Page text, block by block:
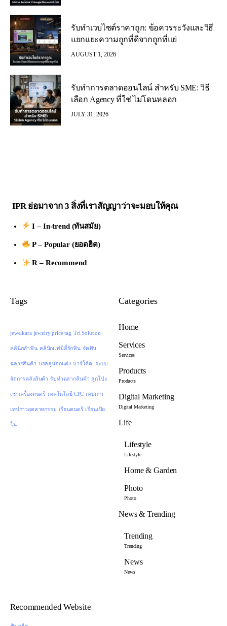
รับทำเวบไซต์ราคาถูก: ข้อควรระวังและวิธี
แยกแยะความถูกที่ดีจากถูกที่แย่
AUGUST 1, 2026
รับทำการตลาดออนไลน์ สำหรับ SME: วิธี
เลือก Agency ที่ใช่ ไม่โดนหลอก
JULY 31, 2026
IPR ย่อมาจาก 3 สิ่งที่เราสัญญาว่าจะมอบให้คุณ
I – In-trend (ทันสมัย)
P – Popular (ยอดฮิต)
R – Recommend
Tags
jewelkara jewelry price tag Tri Solution
คลินิกทำฟัน คลินิกแฟมิลี่รักฟัน จัดฟัน
ฉลากสินค้า บอลลูนตกแต่ง บาร์โค้ด. ระบบ
จัดการคลังสินค้า รับทำฉลากสินค้า ลูกโป่ง
เช่าเครื่องดนตรี เทคโนโลยี CPC เทปกาว
เทปกาวอุตสาหกรรม เรียนดนตรี เรียนเปีย
โน
Categories
Home
Services
Services
Products
Products
Digital Marketing
Digital Marketing
Life
Lifestyle
Lifestyle
Home & Garden
Photo
Photo
News & Trending
Trending
Trending
News
News
Recommended Website